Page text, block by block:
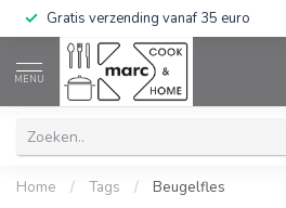
Gratis verzending vanaf 35 euro
MENU
Home / Tags / Beugelfles